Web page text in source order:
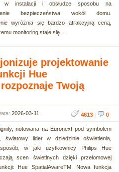
w instalacji i obsłudze sposobu na
bezpieczeństwa wokół domu.
wyróżnia się bardzo atrakcyjną ceną,
monitoring staje się...
projektowanie
Hue
Twoją
2026-03-11 4613 | 0
notowana na Euronext pod symbolem
światowy lider w dziedzinie oświetlenia,
w jaki użytkownicy Philips Hue
scen świetlnych dzięki przełomowej
Hue SpatialAwareTM. Nowa funkcja